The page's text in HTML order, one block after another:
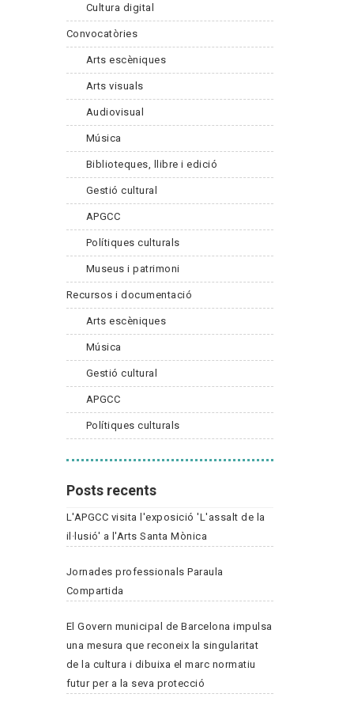
Cultura digital
Convocatòries
Arts escèniques
Arts visuals
Audiovisual
Música
Biblioteques, llibre i edició
Gestió cultural
APGCC
Polítiques culturals
Museus i patrimoni
Recursos i documentació
Arts escèniques
Música
Gestió cultural
APGCC
Polítiques culturals
Posts recents
L'APGCC visita l'exposició 'L'assalt de la
il·lusió' a l'Arts Santa Mònica
Jornades professionals Paraula
Compartida
El Govern municipal de Barcelona impulsa
una mesura que reconeix la singularitat
de la cultura i dibuixa el marc normatiu
futur per a la seva protecció